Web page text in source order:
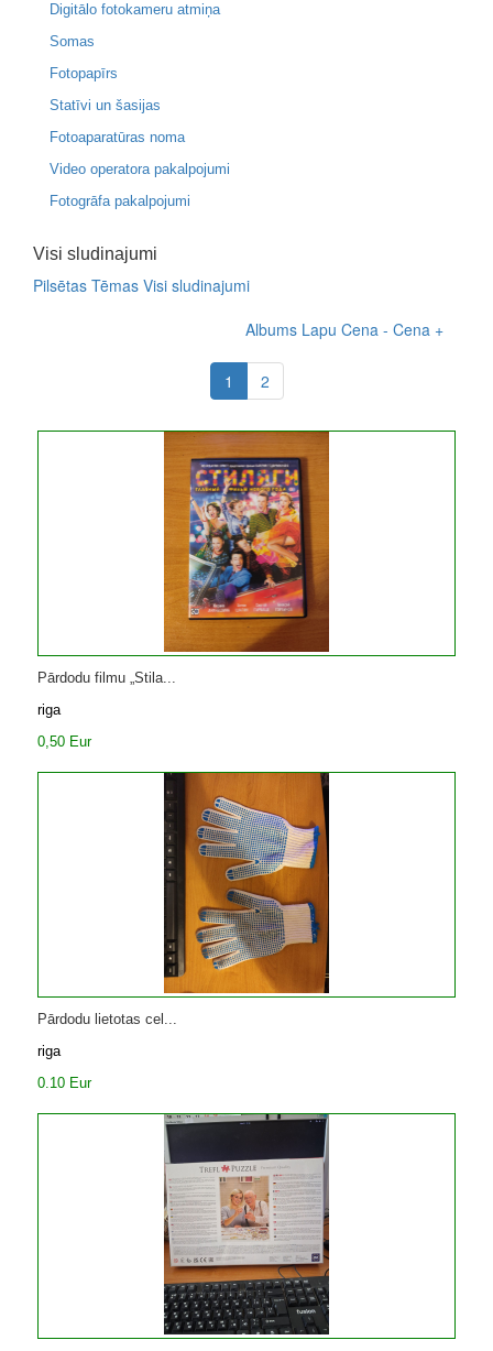
Digitālo fotokameru atmiņa
Somas
Fotopapīrs
Statīvi un šasijas
Fotoaparatūras noma
Video operatora pakalpojumi
Fotogrāfa pakalpojumi
Visi sludinajumi
Pilsētas Tēmas Visi sludinajumi
Albums Lapu Cena - Cena +
1 2
Pārdodu filmu „Stila...
riga
0,50 Eur
Pārdodu lietotas cel...
riga
0.10 Eur